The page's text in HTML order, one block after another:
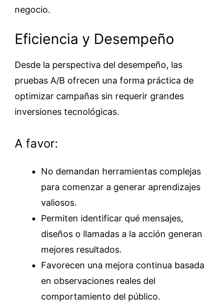
negocio.
Eficiencia y Desempeño
Desde la perspectiva del desempeño, las
pruebas A/B ofrecen una forma práctica de
optimizar campañas sin requerir grandes
inversiones tecnológicas.
A favor:
No demandan herramientas complejas
para comenzar a generar aprendizajes
valiosos.
Permiten identificar qué mensajes,
diseños o llamadas a la acción generan
mejores resultados.
Favorecen una mejora continua basada
en observaciones reales del
comportamiento del público.